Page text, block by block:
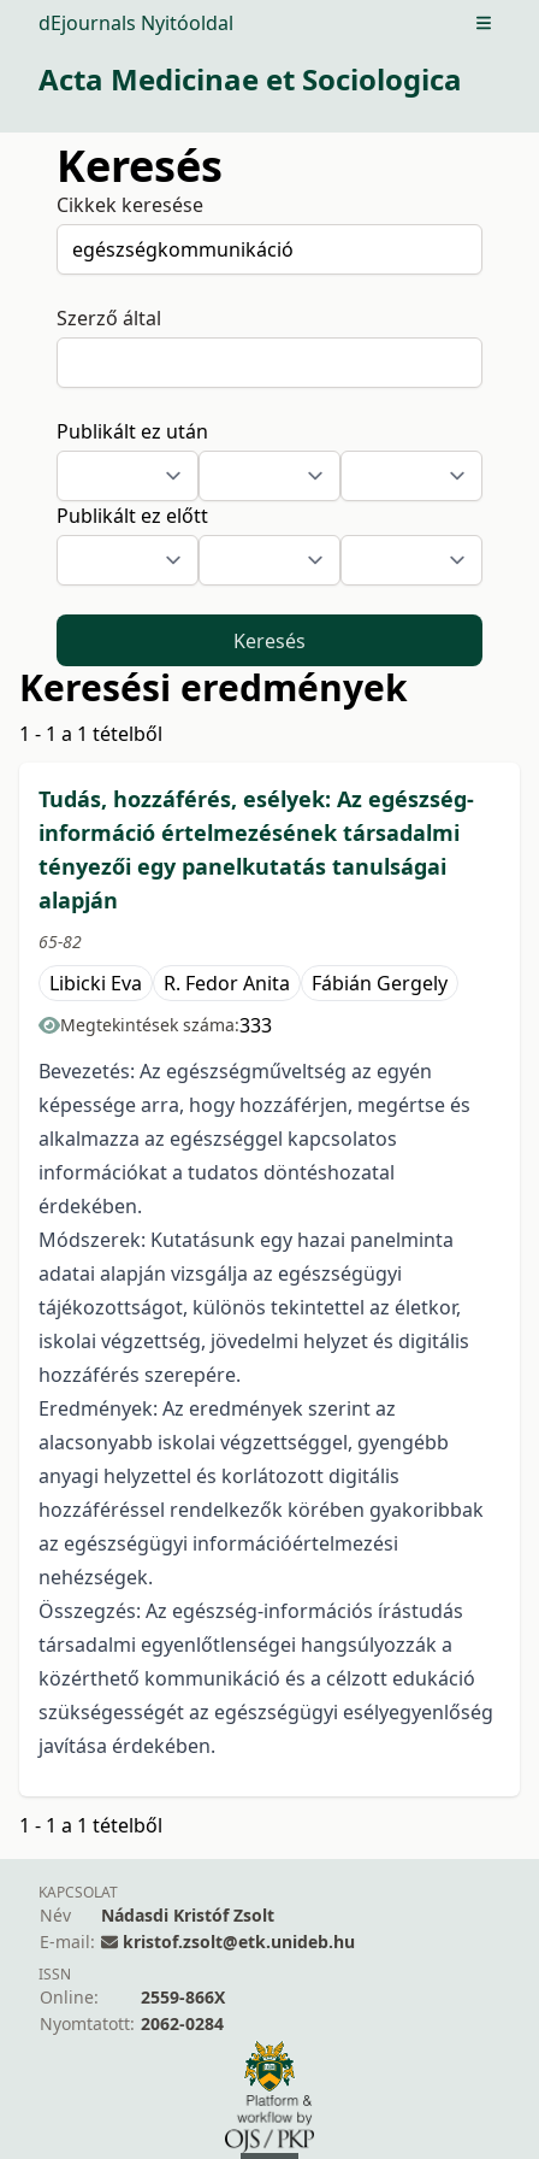
dEjournals Nyitóoldal Open
Acta Medicinae et Sociologica
Keresés
Cikkek keresése
Szerző által
Publikált ez után
Publikált ez előtt
Keresés
Keresési eredmények
1 - 1 a 1 tételből
Tudás, hozzáférés, esélyek: Az egészség-
információ értelmezésének társadalmi
tényezői egy panelkutatás tanulságai
alapján
65-82
Libicki Eva R. Fedor Anita Fábián Gergely
Megtekintések száma:333
Bevezetés: Az egészségműveltség az egyén
képessége arra, hogy hozzáférjen, megértse és
alkalmazza az egészséggel kapcsolatos
információkat a tudatos döntéshozatal
érdekében.
Módszerek: Kutatásunk egy hazai panelminta
adatai alapján vizsgálja az egészségügyi
tájékozottságot, különös tekintettel az életkor,
iskolai végzettség, jövedelmi helyzet és digitális
hozzáférés szerepére.
Eredmények: Az eredmények szerint az
alacsonyabb iskolai végzettséggel, gyengébb
anyagi helyzettel és korlátozott digitális
hozzáféréssel rendelkezők körében gyakoribbak
az egészségügyi információértelmezési
nehézségek.
Összegzés: Az egészség-információs írástudás
társadalmi egyenlőtlenségei hangsúlyozzák a
közérthető kommunikáció és a célzott edukáció
szükségességét az egészségügyi esélyegyenlőség
javítása érdekében.
1 - 1 a 1 tételből
KAPCSOLAT
Név
Nádasdi Kristóf Zsolt
E-mail:
kristof.zsolt@etk.unideb.hu
ISSN
Online:
2559-866X
Nyomtatott: 2062-0284